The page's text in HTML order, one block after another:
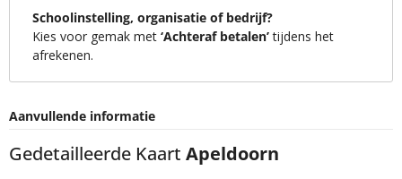
Schoolinstelling, organisatie of bedrijf?
Kies voor gemak met ‘Achteraf betalen’tijdens het
afrekenen.
Aanvullende informatie
Gedetailleerde Kaart Apeldoorn